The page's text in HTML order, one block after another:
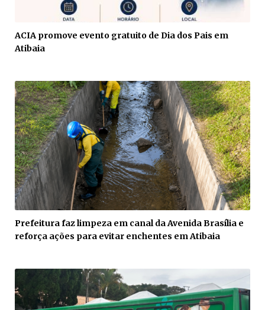
ACIA promove evento gratuito de Dia dos Pais em
Atibaia
Prefeitura faz limpeza em canal da Avenida Brasília e
reforça ações para evitar enchentes em Atibaia